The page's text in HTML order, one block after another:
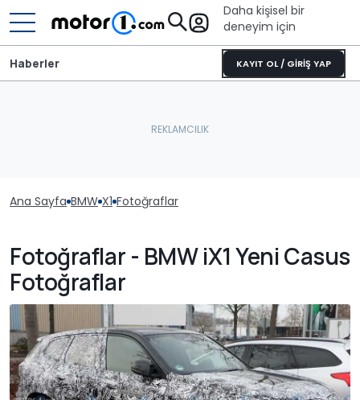
Daha kişisel bir
deneyim için
KAYIT OL / GİRİŞ YAP
Haberler
Ana Sayfa BMW X1 Fotoğraflar
Fotoğraflar - BMW iX1 Yeni Casus
Fotoğraflar